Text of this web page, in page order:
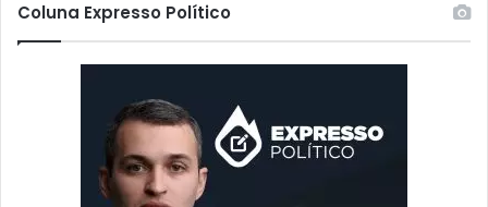
Coluna Expresso Político